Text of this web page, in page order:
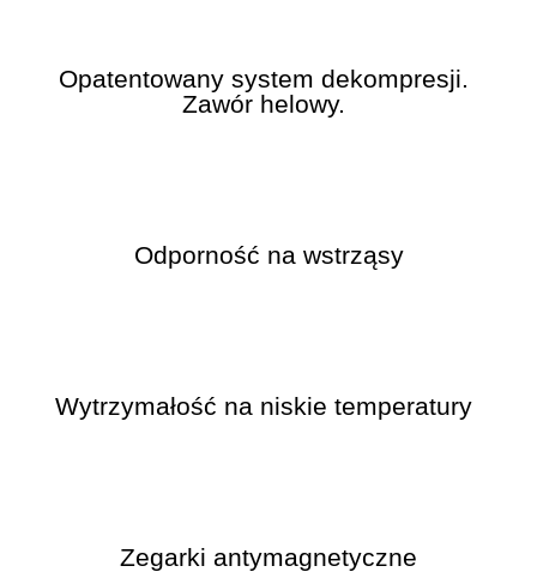
Opatentowany system dekompresji.
Zawór helowy.
Odporność na wstrząsy
Wytrzymałość na niskie temperatury
Zegarki antymagnetyczne